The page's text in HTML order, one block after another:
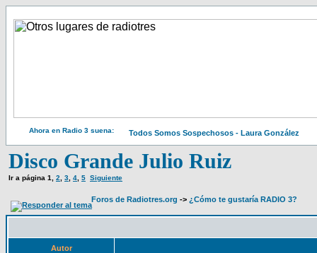
Ahora en Radio 3 suena: Todos Somos Sospechosos - Laura González
Disco Grande Julio Ruiz
Ir a página 1 2 3 4 5 Siguiente
Foros de Radiotres.org -> ¿Cómo te gustaría RADIO 3?
Autor